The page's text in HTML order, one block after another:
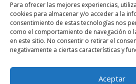
Para ofrecer las mejores experiencias,
cookies para almacenar y/o acceder a la
consentimiento de estas tecnologías nos
como el comportamiento de navegación o
en este sitio. No consentir o retirar el
negativamente a ciertas características y
Aceptar
Más